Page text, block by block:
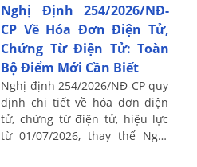
Nghị Định 254/2026/NĐ-
CP Về Hóa Đơn Điện Tử,
Chứng Từ Điện Tử: Toàn
Bộ Điểm Mới Cần Biết
Nghị định 254/2026/NĐ-CP quy
định chi tiết về hóa đơn điện
tử, chứng từ điện tử, hiệu lực
từ 01/07/2026, thay thế Nghị